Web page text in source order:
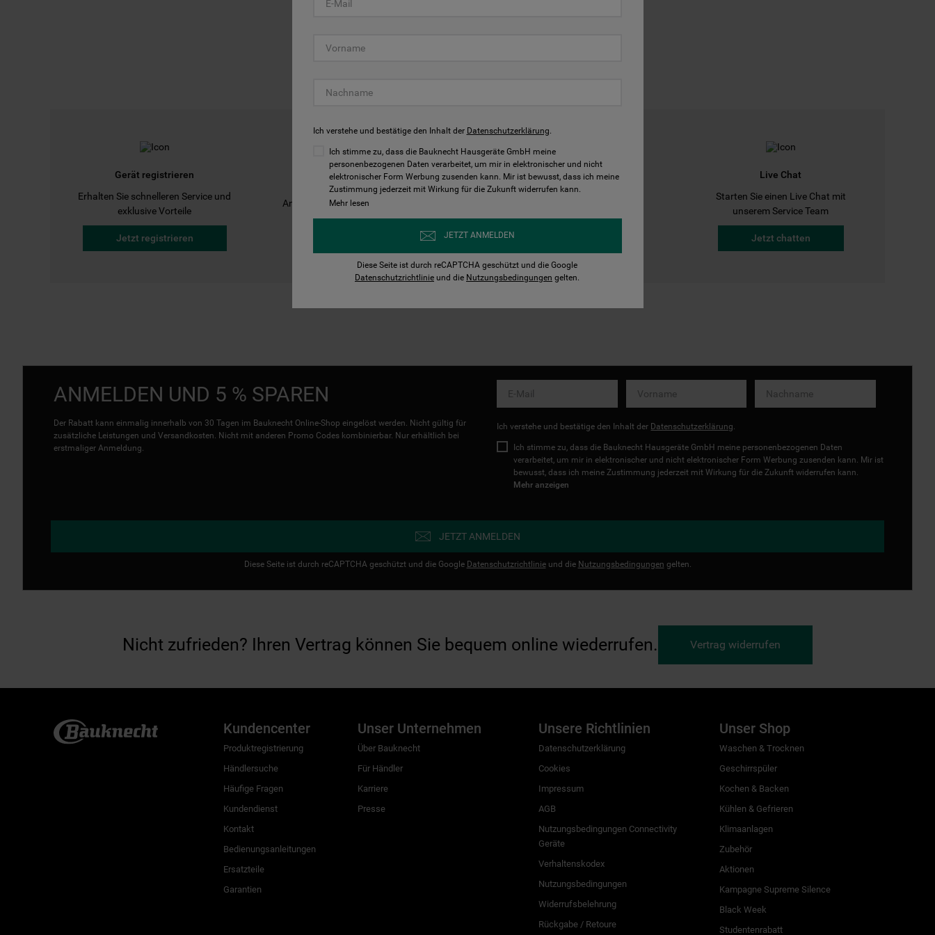
Gerät registrieren
Erhalten Sie schnelleren Service und
exklusive Vorteile
Jetzt registrieren
Bedienungsanleitungen
Anleitungen finden und herunterladen
Kontakt
Live Chat
Starten Sie einen Live Chat mit
unserem Service Team
Jetzt chatten
ANMELDEN UND 5 % SPAREN
Der Rabatt kann einmalig innerhalb von 30 Tagen im Bauknecht Online-Shop eingelöst werden. Nicht gültig für
zusätzliche Leistungen und Versandkosten. Nicht mit anderen Promo Codes kombinierbar. Nur erhältlich bei
erstmaliger Anmeldung.
Ich verstehe und bestätige den Inhalt der Datenschutzerklärung
Ich stimme zu, dass die Bauknecht Hausgeräte GmbH meine personenbezogenen Daten
verarbeitet, um mir in elektronischer und nicht elektronischer Form Werbung zusenden kann. Mir ist
bewusst, dass ich meine Zustimmung jederzeit mit Wirkung für die Zukunft widerrufen kann.
Mehr anzeigen
JETZT ANMELDEN
Diese Seite ist durch reCAPTCHA geschützt und die Google Datenschutzrichtlinieund die Nutzungsbedingungen gelten.
Nicht zufrieden? Ihren Vertrag können Sie bequem online wiederrufen. Vertrag widerrufen
Kundencenter
Produktregistrierung
Händlersuche
Häufige Fragen
Kundendienst
Kontakt
Bedienungsanleitungen
Ersatzteile
Garantien
Unser Unternehmen
Über Bauknecht
Für Händler
Karriere
Presse
Unsere Richtlinien
Datenschutzerklärung
Cookies
Impressum
AGB
Nutzungsbedingungen Connectivity
Geräte
Verhaltenskodex
Nutzungsbedingungen
Widerrufsbelehrung
Rückgabe / Retoure
Unser Shop
Waschen & Trocknen
Geschirrspüler
Kochen & Backen
Kühlen & Gefrieren
Klimaanlagen
Zubehör
Aktionen
Kampagne Supreme Silence
Black Week
Studentenrabatt
Ich verstehe und bestätige den Inhalt der Datenschutzerklärung.
Ich stimme zu, dass die Bauknecht Hausgeräte GmbH meine
personenbezogenen Daten verarbeitet, um mir in elektronischer und nicht
elektronischer Form Werbung zusenden kann. Mir ist bewusst, dass ich meine
Zustimmung jederzeit mit Wirkung für die Zukunft widerrufen kann.
Mehr lesen
JETZT ANMELDEN
Diese Seite ist durch reCAPTCHA geschützt und die Google
Datenschutzrichtlinie und die Nutzungsbedingungen gelten.